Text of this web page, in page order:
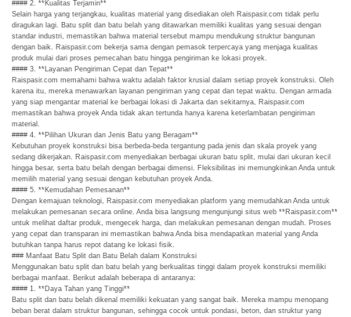
#### 2. **Kualitas Terjamin**
Selain harga yang terjangkau, kualitas material yang disediakan oleh Raispasir.com tidak perlu
diragukan lagi. Batu split dan batu belah yang ditawarkan memiliki kualitas yang sesuai dengan
standar industri, memastikan bahwa material tersebut mampu mendukung struktur bangunan
dengan baik. Raispasir.com bekerja sama dengan pemasok terpercaya yang menjaga kualitas
produk mulai dari proses pemecahan batu hingga pengiriman ke lokasi proyek.
#### 3. **Layanan Pengiriman Cepat dan Tepat**
Raispasir.com memahami bahwa waktu adalah faktor krusial dalam setiap proyek konstruksi. Oleh
karena itu, mereka menawarkan layanan pengiriman yang cepat dan tepat waktu. Dengan armada
yang siap mengantar material ke berbagai lokasi di Jakarta dan sekitarnya, Raispasir.com
memastikan bahwa proyek Anda tidak akan tertunda hanya karena keterlambatan pengiriman
material.
#### 4. **Pilihan Ukuran dan Jenis Batu yang Beragam**
Kebutuhan proyek konstruksi bisa berbeda-beda tergantung pada jenis dan skala proyek yang
sedang dikerjakan. Raispasir.com menyediakan berbagai ukuran batu split, mulai dari ukuran kecil
hingga besar, serta batu belah dengan berbagai dimensi. Fleksibilitas ini memungkinkan Anda untuk
memilih material yang sesuai dengan kebutuhan proyek Anda.
#### 5. **Kemudahan Pemesanan**
Dengan kemajuan teknologi, Raispasir.com menyediakan platform yang memudahkan Anda untuk
melakukan pemesanan secara online. Anda bisa langsung mengunjungi situs web **Raispasir.com**
untuk melihat daftar produk, mengecek harga, dan melakukan pemesanan dengan mudah. Proses
yang cepat dan transparan ini memastikan bahwa Anda bisa mendapatkan material yang Anda
butuhkan tanpa harus repot datang ke lokasi fisik.
### Manfaat Batu Split dan Batu Belah dalam Konstruksi
Menggunakan batu split dan batu belah yang berkualitas tinggi dalam proyek konstruksi memiliki
berbagai manfaat. Berikut adalah beberapa di antaranya:
#### 1. **Daya Tahan yang Tinggi**
Batu split dan batu belah dikenal memiliki kekuatan yang sangat baik. Mereka mampu menopang
beban berat dalam struktur bangunan, sehingga cocok untuk pondasi, beton, dan struktur yang